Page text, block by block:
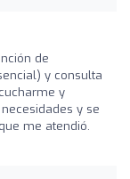
de
y consulta
y
y se
me atendió.